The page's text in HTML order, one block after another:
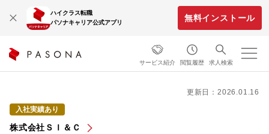
ハイクラス転職
パソナキャリア公式アプリ
無料インストール
サービス紹介 閲覧履歴 求人検索
更新日：2026.01.16
入社実績あり
株式会社ＳＩ＆Ｃ